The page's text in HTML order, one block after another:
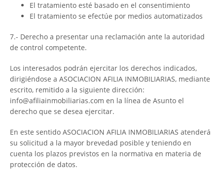
El tratamiento esté basado en el consentimiento
El tratamiento se efectúe por medios automatizados
7.- Derecho a presentar una reclamación ante la autoridad
de control competente.
Los interesados podrán ejercitar los derechos indicados,
dirigiéndose a ASOCIACION AFILIA INMOBILIARIAS, mediante
escrito, remitido a la siguiente dirección:
info@afiliainmobiliarias.com en la línea de Asunto el
derecho que se desea ejercitar.
En este sentido ASOCIACION AFILIA INMOBILIARIAS atenderá
su solicitud a la mayor brevedad posible y teniendo en
cuenta los plazos previstos en la normativa en materia de
protección de datos.